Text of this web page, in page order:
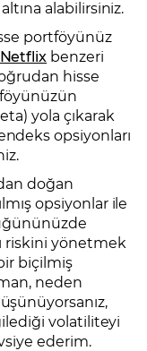
alabilirsiniz.
portföyünüz
Netflix benzeri
hisse
yola çıkarak
opsiyonları
doğan
opsiyonlar ile
riskini yönetmek
biçilmiş
neden
volatiliteyi
ederim.